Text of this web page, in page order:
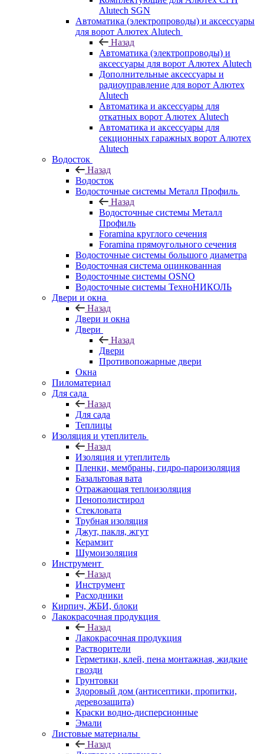
Alutech SGN
Автоматика (электропроводы) и аксессуары
для ворот Алютех Alutech
Назад
Автоматика (электропроводы) и
аксессуары для ворот Алютех Alutech
Дополнительные аксессуары и
радиоуправление для ворот Алютех
Alutech
Автоматика и аксессуары для
откатных ворот Алютех Alutech
Автоматика и аксессуары для
секционных гаражных ворот Алютех
Alutech
Водосток
Назад
Водосток
Водосточные системы Металл Профиль
Назад
Водосточные системы Металл
Профиль
Foramina круглого сечения
Foramina прямоугольного сечения
Водосточные системы большого диаметра
Водосточная система оцинкованная
Водосточные системы OSNO
Водосточные системы ТехноНИКОЛЬ
Двери и окна
Назад
Двери и окна
Двери
Назад
Двери
Противопожарные двери
Окна
Пиломатериал
Для сада
Назад
Для сада
Теплицы
Изоляция и утеплитель
Назад
Изоляция и утеплитель
Пленки, мембраны, гидро-пароизоляция
Базальтовая вата
Отражающая теплоизоляция
Пенополистирол
Стекловата
Трубная изоляция
Джут, пакля, жгут
Керамзит
Шумоизоляция
Инструмент
Назад
Инструмент
Расходники
Кирпич, ЖБИ, блоки
Лакокрасочная продукция
Назад
Лакокрасочная продукция
Растворители
Герметики, клей, пена монтажная, жидкие
гвозди
Грунтовки
Здоровый дом (антисептики, пропитки,
деревозащита)
Краски водно-дисперсионные
Эмали
Листовые материалы
Назад